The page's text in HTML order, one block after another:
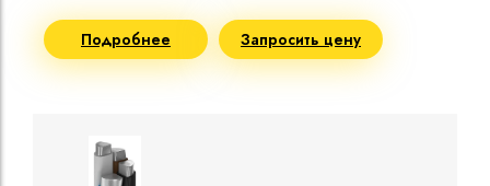
Подробнее Запросить цену